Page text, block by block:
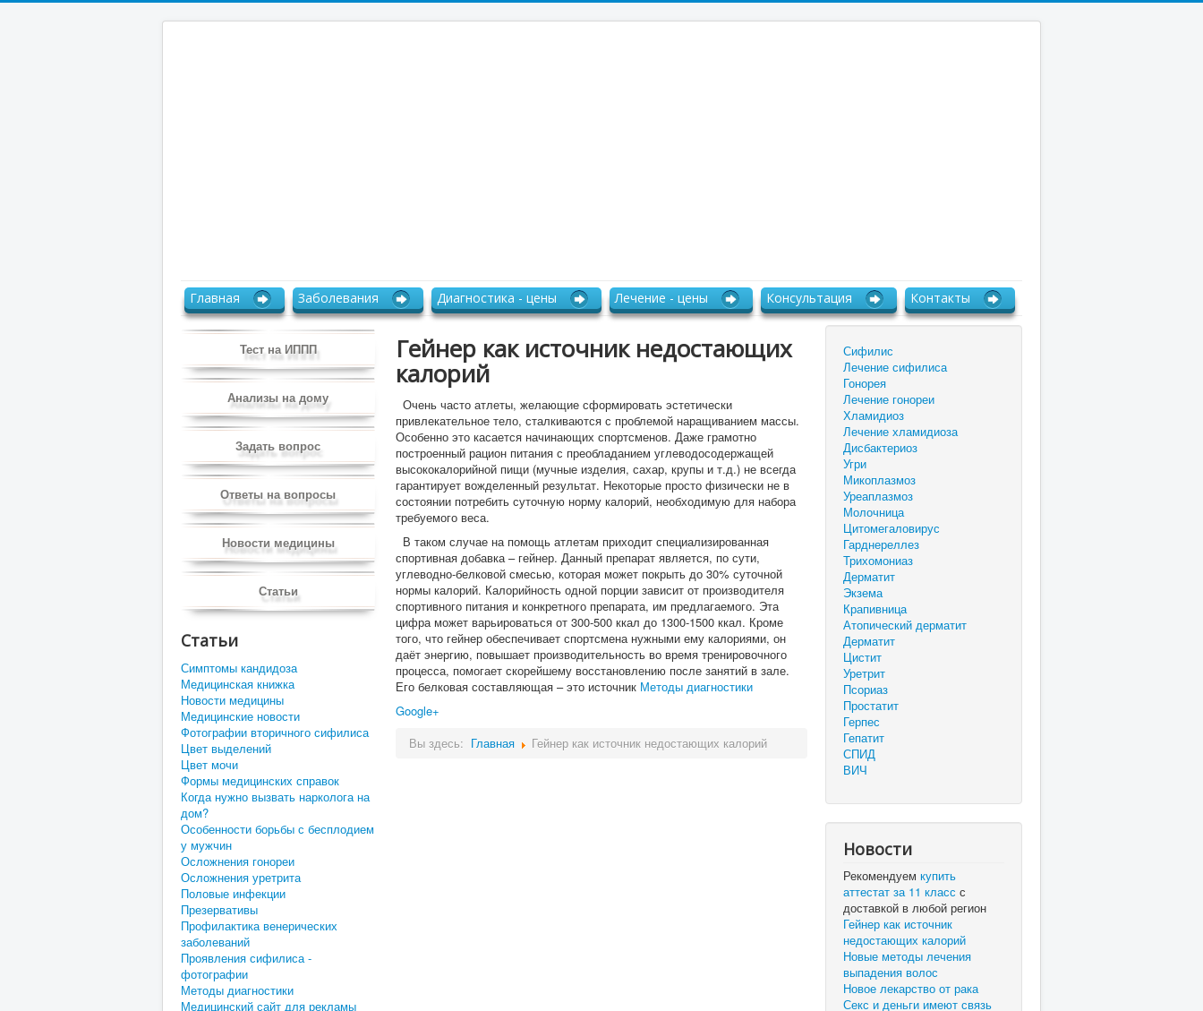
Главная Заболевания Диагностика - цены Лечение - цены Консультация Контакты
Тест на ИППП
Анализы на дому
Задать вопрос
Ответы на вопросы
Новости медицины
Статьи
Статьи
Симптомы кандидоза
Медицинская книжка
Новости медицины
Медицинские новости
Фотографии вторичного сифилиса
Цвет выделений
Цвет мочи
Формы медицинских справок
Когда нужно вызвать нарколога на
дом?
Особенности борьбы с бесплодием
у мужчин
Осложнения гонореи
Осложнения уретрита
Половые инфекции
Презервативы
Профилактика венерических
заболеваний
Проявления сифилиса -
фотографии
Методы диагностики
Медицинский сайт для рекламы
Гейнер как источник недостающих
калорий
Очень часто атлеты, желающие сформировать эстетически
привлекательное тело, сталкиваются с проблемой наращиванием массы.
Особенно это касается начинающих спортсменов. Даже грамотно
построенный рацион питания с преобладанием углеводосодержащей
высококалорийной пищи (мучные изделия, сахар, крупы и т.д.) не всегда
гарантирует вожделенный результат. Некоторые просто физически не в
состоянии потребить суточную норму калорий, необходимую для набора
требуемого веса.
В таком случае на помощь атлетам приходит специализированная
спортивная добавка – гейнер. Данный препарат является, по сути,
углеводно-белковой смесью, которая может покрыть до 30% суточной
нормы калорий. Калорийность одной порции зависит от производителя
спортивного питания и конкретного препарата, им предлагаемого. Эта
цифра может варьироваться от 300-500 ккал до 1300-1500 ккал. Кроме
того, что гейнер обеспечивает спортсмена нужными ему калориями, он
даёт энергию, повышает производительность во время тренировочного
процесса, помогает скорейшему восстановлению после занятий в зале.
Его белковая составляющая – это источник Методы диагностики
Google+
Вы здесь: Главная Гейнер как источник недостающих калорий
Сифилис
Лечение сифилиса
Гонорея
Лечение гонореи
Хламидиоз
Лечение хламидиоза
Дисбактериоз
Угри
Микоплазмоз
Уреаплазмоз
Молочница
Цитомегаловирус
Гарднереллез
Трихомониаз
Дерматит
Экзема
Крапивница
Атопический дерматит
Дерматит
Цистит
Уретрит
Псориаз
Простатит
Герпес
Гепатит
СПИД
ВИЧ
Новости
Рекомендуем купить
аттестат за 11 класс с
доставкой в любой регион
Гейнер как источник
недостающих калорий
Новые методы лечения
выпадения волос
Новое лекарство от рака
Секс и деньги имеют связь